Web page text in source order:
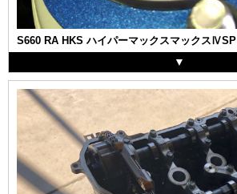
S660 RA HKS ハイパーマックスマックスⅣSP